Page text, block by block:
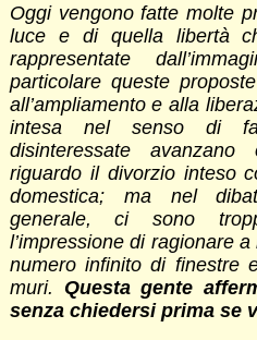
Oggi vengono fatte molte
luce e di quella libertà
rappresentate
particolare queste
all’ampliamento e alla
intesa nel senso di
disinteressate avanzano
riguardo il divorzio inteso
domestica; ma nel
generale, ci sono
l’impressione di ragionare
numero infinito di finestre
muri. Questa gente
senza chiedersi prima se